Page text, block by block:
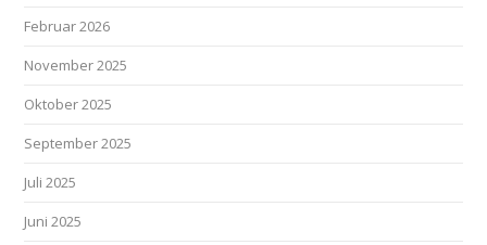
Februar 2026
November 2025
Oktober 2025
September 2025
Juli 2025
Juni 2025